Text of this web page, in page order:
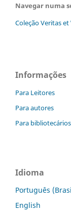
Navegar numa
Coleção Veritas et
Informações
Para Leitores
Para autores
Para bibliotecários
Idioma
Português
English